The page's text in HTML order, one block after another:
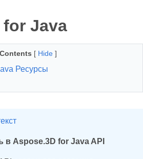
Java
Contents [ Hide ]
Ресурсы
Aspose.3D for Java API